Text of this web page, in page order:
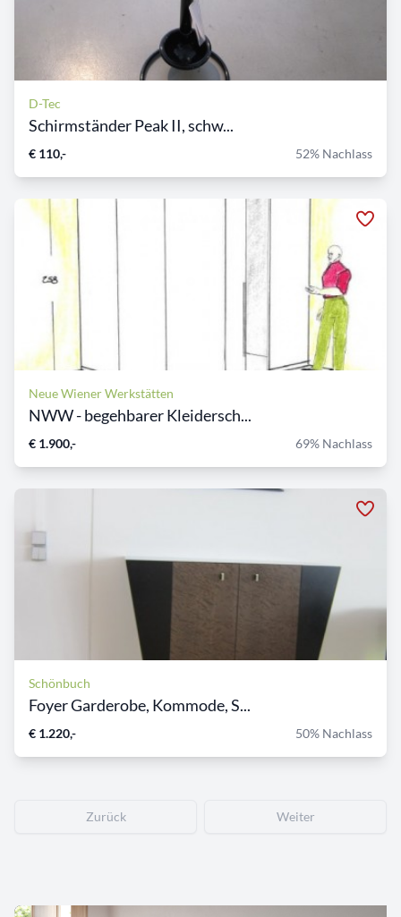
D-Tec
Schirmständer Peak II, schw...
€ 110,- 52% Nachlass
Neue Wiener Werkstätten
NWW - begehbarer Kleidersch...
€ 1.900,- 69% Nachlass
Schönbuch
Foyer Garderobe, Kommode, S...
€ 1.220,- 50% Nachlass
Zurück Weiter